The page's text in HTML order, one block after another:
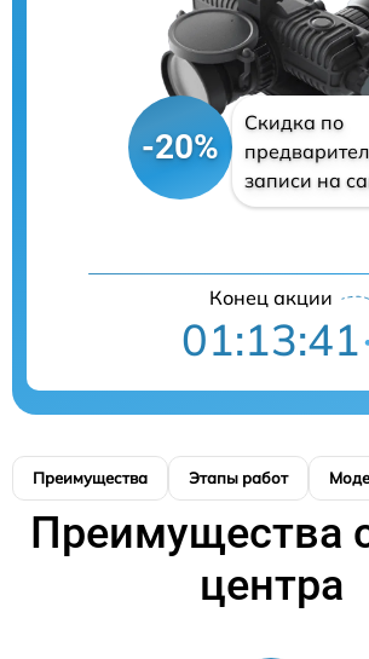
-20%
Скидка по
записи на
Конец акции
01:13:40
Преимущества Этапы работ
Преимущества
центра